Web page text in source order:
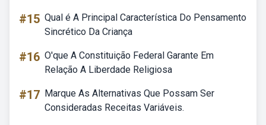
#15 Qual é A Principal Característica Do Pensamento
Sincrético Da Criança
#16 O'que A Constituição Federal Garante Em
Relação A Liberdade Religiosa
#17 Marque As Alternativas Que Possam Ser
Consideradas Receitas Variáveis.